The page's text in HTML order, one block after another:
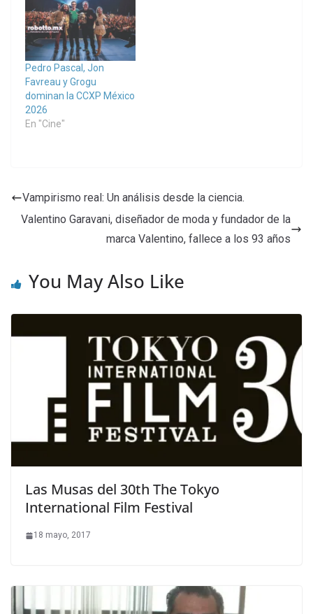
Pedro Pascal, Jon
Favreau y Grogu
dominan la CCXP México
2026
En "Cine"
Vampirismo real: Un análisis desde la ciencia.
Valentino Garavani, diseñador de moda y fundador de la
marca Valentino, fallece a los 93 años
You May Also Like
Las Musas del 30th The Tokyo
International Film Festival
18 mayo, 2017